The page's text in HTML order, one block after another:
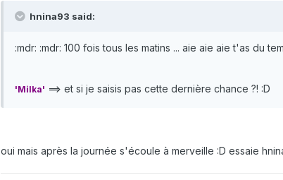
hnina93 said:
:mdr: :mdr: 100 fois tous les matins ... aie aie aie t'as du
'Milka' ==> et si je saisis pas cette dernière chance ?! :D
oui mais après la journée s'écoule à merveille :D essaie